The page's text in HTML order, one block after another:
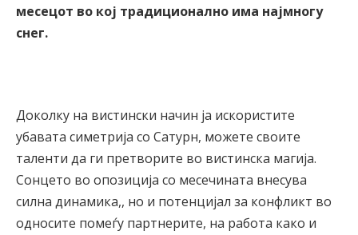
месецот во кој традиционално има најмногу
снег.
Доколку на вистински начин ја искористите
убавата симетрија со Сатурн, можете своите
таленти да ги претворите во вистинска магија.
Сонцето во опозиција со месечината внесува
силна динамика,, но и потенцијал за конфликт во
односите помеѓу партнерите, на работа како и